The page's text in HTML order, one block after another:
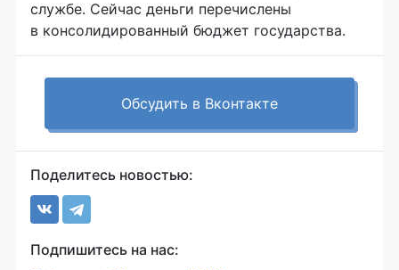
службе. Сейчас деньги перечислены
в консолидированный бюджет государства.
Обсудить в Вконтакте
Поделитесь новостью:
Подпишитесь на нас: